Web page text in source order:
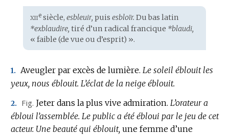
Étymologie
:
xiiesiècle, esbleuir, puis esbloïr. Dubas latin
*exblaudire, tiré d’un radicalfrancique *blaudi,
« faible (de vue ou d’esprit) ».
1. Aveugler par excès de lumière. Le soleil éblouit les
yeux, nous éblouit. L’éclat de la neige éblouit.
2. Fig. Jeter dans la plus vive admiration. L’orateur a
ébloui l’assemblée. Le public a été ébloui par le jeu de cet
acteur. Une beauté qui éblouit, une femme d’une